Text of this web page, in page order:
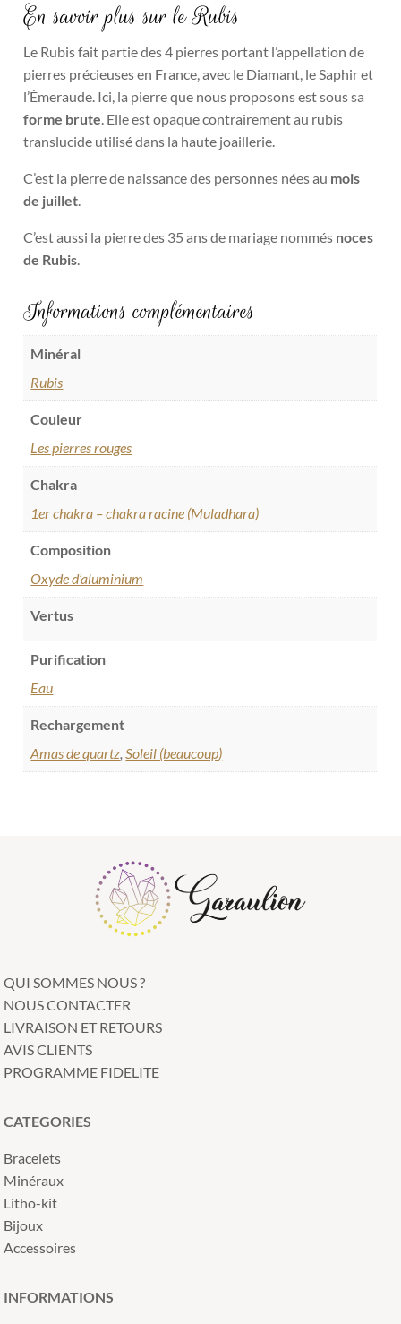
En savoir plus sur le Rubis
Le Rubis fait partie des 4 pierres portant l’appellation de
pierres précieuses en France, avec le Diamant, le Saphir et
l’Émeraude. Ici, la pierre que nous proposons est sous sa
forme brute. Elle est opaque contrairement au rubis
translucide utilisé dans la haute joaillerie.
C’est la pierre de naissance des personnes nées au mois
de juillet.
C’est aussi la pierre des 35 ans de mariage nommés noces
de Rubis.
Informations complémentaires
Minéral
Rubis
Couleur
Les pierres rouges
Chakra
1er chakra – chakra racine (Muladhara)
Composition
Oxyde d’aluminium
Vertus
Purification
Eau
Rechargement
Amas de quartz,Soleil (beaucoup)
QUI SOMMES NOUS ?
NOUS CONTACTER
LIVRAISON ET RETOURS
AVIS CLIENTS
PROGRAMME FIDELITE
CATEGORIES
Bracelets
Minéraux
Litho-kit
Bijoux
Accessoires
INFORMATIONS